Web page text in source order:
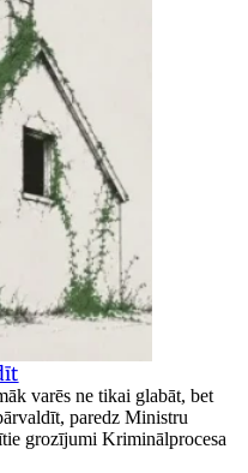
varēs ne tikai glabāt, bet
paredz Ministru
grozījumi Kriminālprocesa